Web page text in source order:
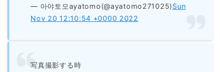
— 아야토모ayatomo(@ayatomo271025)Sun
Nov 20 12:10:54 +0000 2022
写真撮影する時